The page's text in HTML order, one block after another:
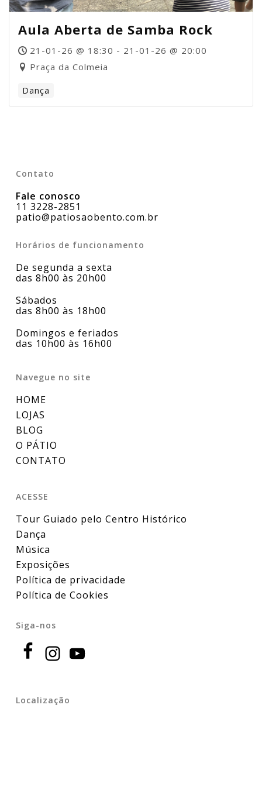
Aula Aberta de Samba Rock
21-01-26 @ 18:30 - 21-01-26 @ 20:00
Praça da Colmeia
Dança
Contato
Fale conosco
11 3228-2851
patio@patiosaobento.com.br
Horários de funcionamento
De segunda a sexta
das 8h00 às 20h00
Sábados
das 8h00 às 18h00
Domingos e feriados
das 10h00 às 16h00
Navegue no site
HOME
LOJAS
BLOG
O PÁTIO
CONTATO
ACESSE
Tour Guiado pelo Centro Histórico
Dança
Música
Exposições
Política de privacidade
Política de Cookies
Siga-nos
Localização